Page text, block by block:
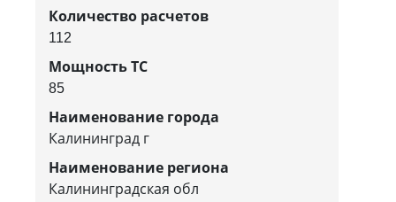
Количество расчетов
112
Мощность ТС
85
Наименование города
Калининград г
Наименование региона
Калининградская обл